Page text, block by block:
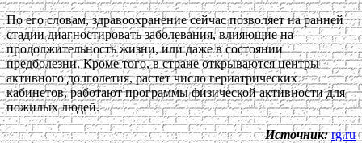
По его словам, здравоохранение сейчас позволяет на ранней
стадии диагностировать заболевания, влияющие на
продолжительность жизни, или даже в состоянии
предболезни. Кроме того, в стране открываются центры
активного долголетия, растет число гериатрических
кабинетов, работают программы физической активности для
пожилых людей.
Источник: rg.ru